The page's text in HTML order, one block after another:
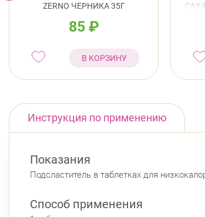
ZERNO ЧЕРНИКА 35Г
85 ₽
В КОРЗИНУ
Инструкция по применению
Показания
Подсластитель в таблетках для
Способ применения